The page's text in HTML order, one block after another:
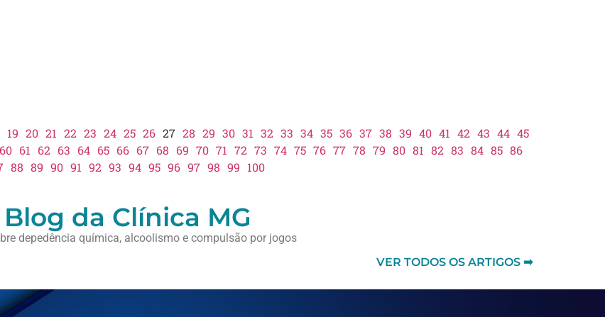
19 20 21 22 23 24 25 26 27 28 29 30 31 32 33 34 35 36 37 38 39 40 41 42 43 44 45
60 61 62 63 64 65 66 67 68 69 70 71 72 73 74 75 76 77 78 79 80 81 82 83 84 85 86
88 89 90 91 92 93 94 95 96 97 98 99 100
Blog da Clínica MG
depedência química, alcoolismo e compulsão por jogos
VER TODOS OS ARTIGOS ➡